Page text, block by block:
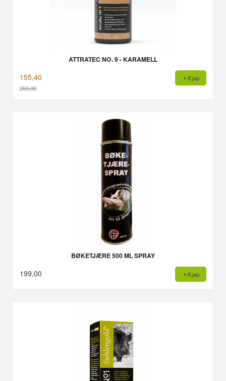
ATTRATEC NO. 9 - KARAMELL
155,40
259,00
Kjøp
BØKETJÆRE 500 ML SPRAY
199,00 Kjøp